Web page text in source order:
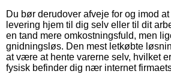
Du bør derudover afveje for og imod
levering hjem til dig selv eller til dit
en tand mere omkostningsfuld, men
gnidningsløs. Den mest letkøbte
at være at hente varerne selv, hvilket
fysisk befinder dig nær internet